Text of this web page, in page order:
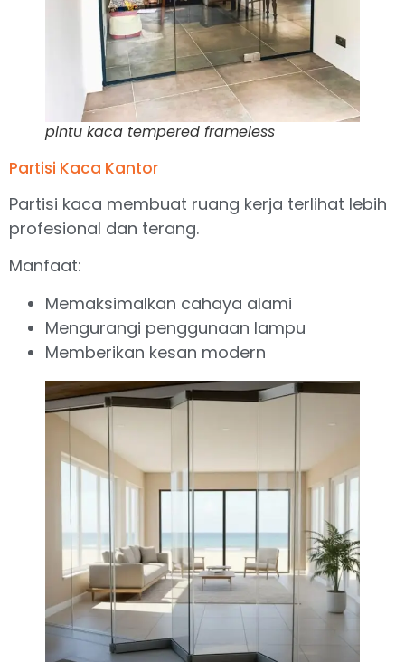
pintu kaca tempered frameless
Partisi Kaca Kantor
Partisi kaca membuat ruang kerja terlihat lebih
profesional dan terang.
Manfaat:
Memaksimalkan cahaya alami
Mengurangi penggunaan lampu
Memberikan kesan modern